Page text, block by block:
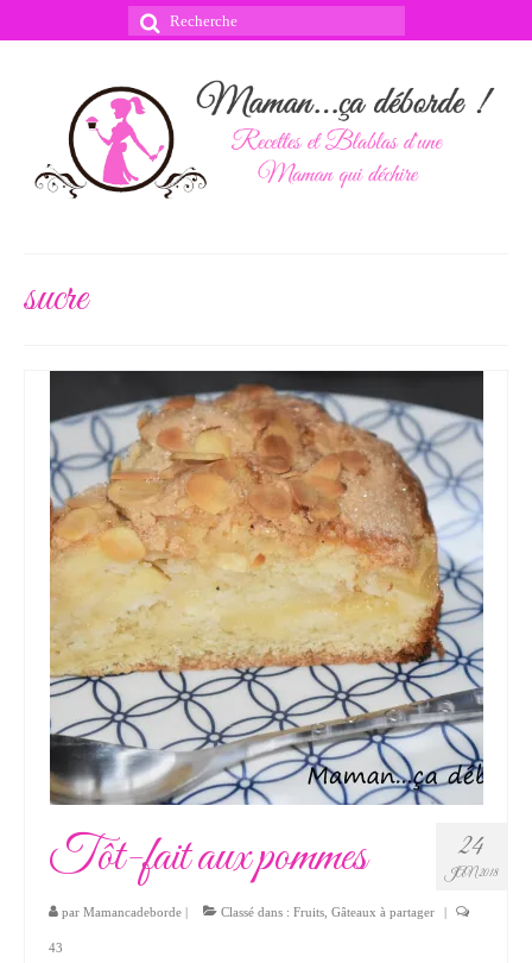
Rechercher
sucre
24
JAN 2018
Tôt-fait aux pommes
par Mamancadeborde | Classé dans : Fruits Gâteaux à partager |
43